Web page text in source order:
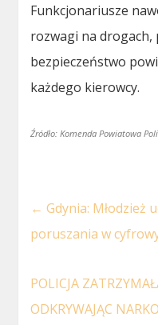
Funkcjonariusze
rozwagi na drogach,
bezpieczeństwo
każdego kierowcy.
Źródło: Komenda Powiatowa
← Gdynia: Młodzież
poruszania w
POLICJA
ODKRYWAJĄC